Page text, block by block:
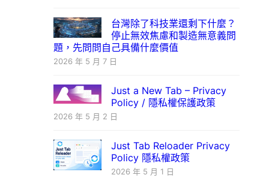
台灣除了科技業還剩下什麼？
停止無效焦慮和製造無意義問
題，先問問自己具備什麼價值
2026 年 5 月 7 日
Just a New Tab – Privacy
Policy / 隱私權保護政策
2026 年 5 月 2 日
Just Tab Reloader Privacy
Policy 隱私權政策
2026 年 5 月 1 日